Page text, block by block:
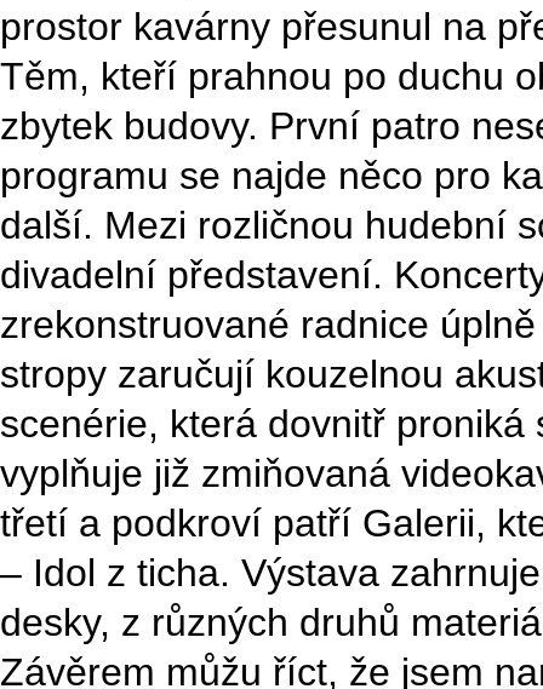
prostor kavárny přesunul na
Těm, kteří prahnou po duchu
zbytek budovy. První patro
programu se najde něco pro
další. Mezi rozličnou hudební
divadelní představení.
zrekonstruované radnice
stropy zaručují kouzelnou
scenérie, která dovnitř
vyplňuje již zmiňovaná
třetí a podkroví patří Galerii,
– Idol z ticha. Výstava
desky, z různých druhů
Závěrem můžu říct, že jsem